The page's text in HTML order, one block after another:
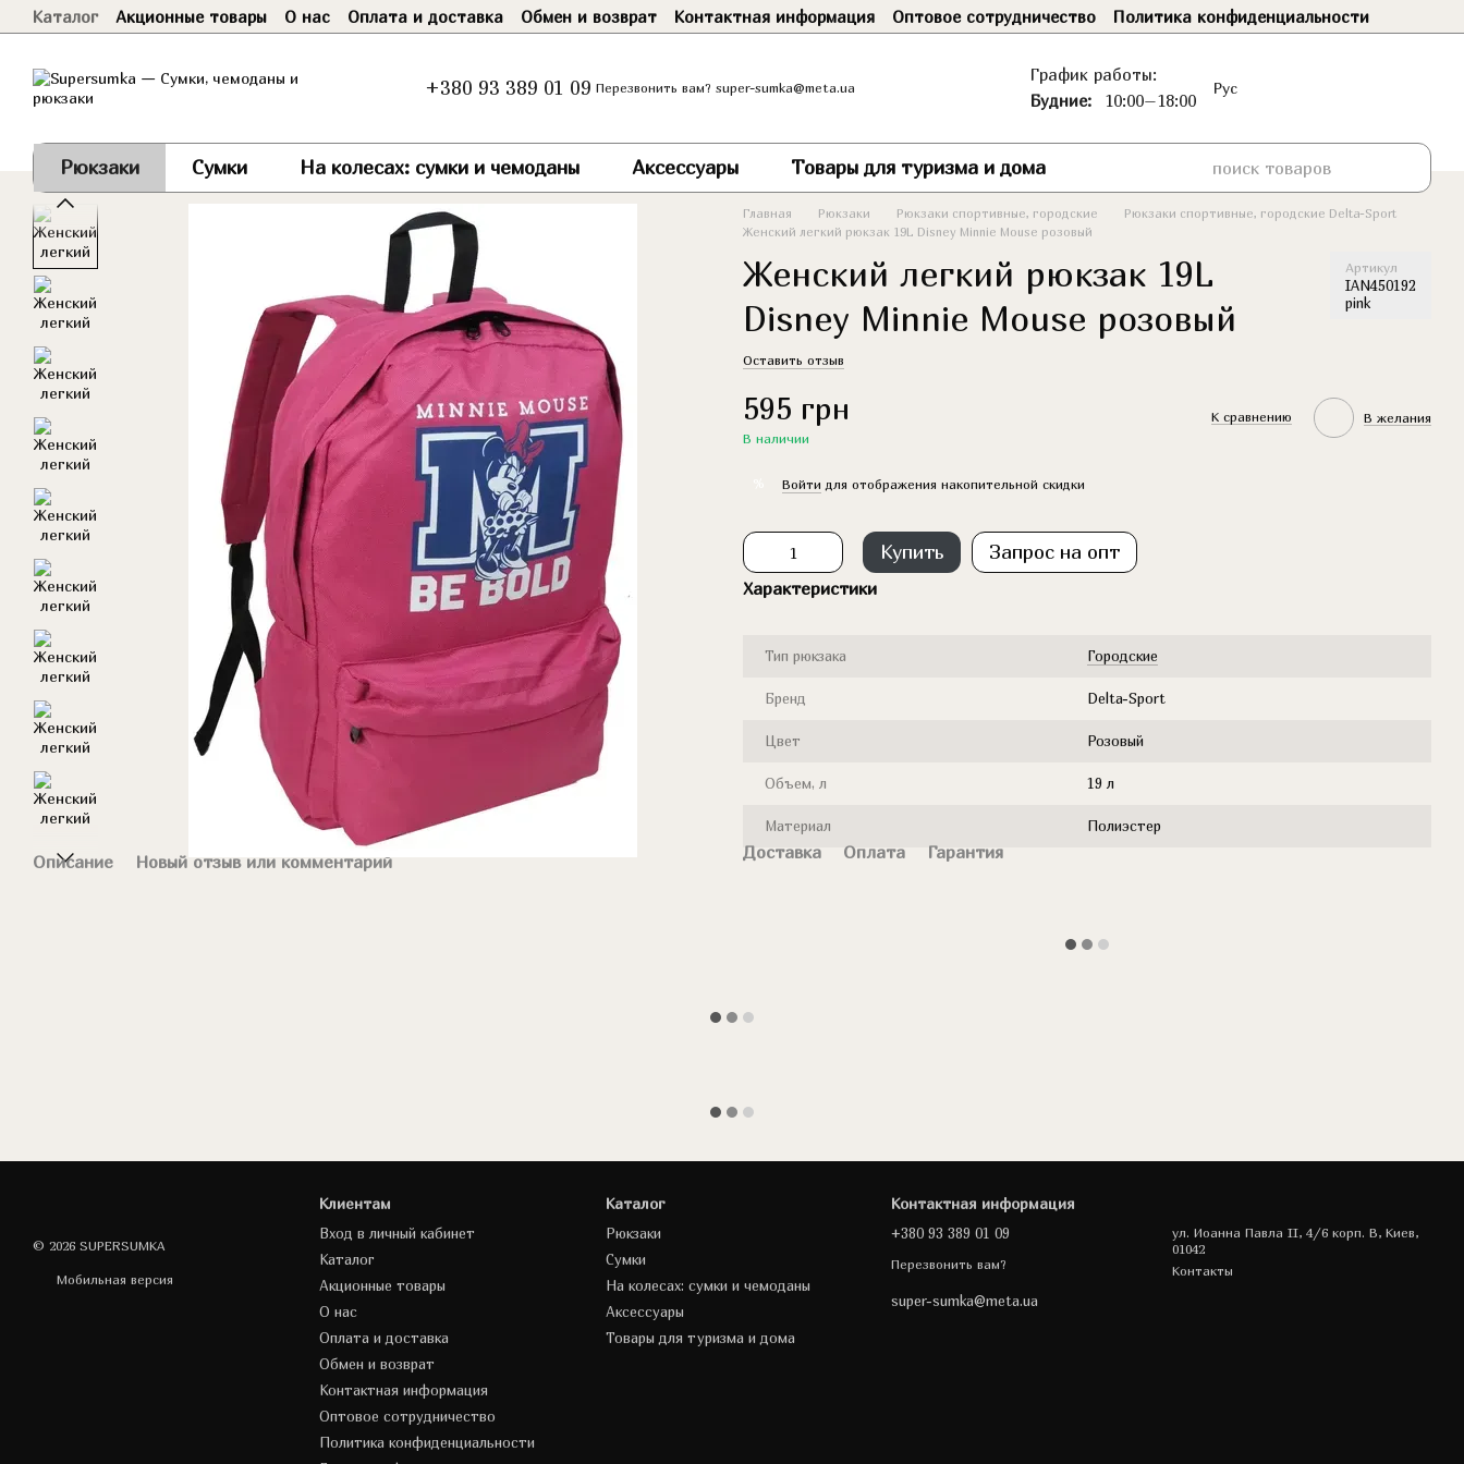
Перейти к основному контенту
Каталог Акционные товары О нас Оплата и доставка Обмен и возврат Контактная информация Оптовое сотрудничество
Политика конфиденциальности
+380 93 389 01 09 Перезвонить вам? super-sumka@meta.ua
График работы:
Будние:
10:00–18:00
Рус
Рюкзаки Сумки На колесах: сумки и чемоданы Аксессуары Товары для туризма и дома
Описание Новый отзыв или комментарий
Главная Рюкзаки Рюкзаки спортивные, городские
Рюкзаки спортивные, городские Delta-Sport
Женский легкий рюкзак 19L Disney Minnie Mouse розовый
Женский легкий рюкзак 19L
Disney Minnie Mouse розовый
Артикул
IAN450192
pink
Оставить отзыв
595 грн
В наличии
К сравнению В желания
Войти для отображения накопительной скидки
Купить Запрос на опт
Характеристики
Тип рюкзака Городские
Бренд Delta-Sport
Цвет Розовый
Объем, л 19 л
Материал Полиэстер
Доставка Оплата Гарантия
© 2026 SUPERSUMKA
Мобильная версия
Клиентам
Вход в личный кабинет
Каталог
Акционные товары
О нас
Оплата и доставка
Обмен и возврат
Контактная информация
Оптовое сотрудничество
Политика конфиденциальности
Каталог
Рюкзаки
Сумки
На колесах: сумки и чемоданы
Аксессуары
Товары для туризма и дома
Контактная информация
+380 93 389 01 09
Перезвонить вам?
super-sumka@meta.ua
ул. Иоанна Павла II, 4/6 корп. В, Киев,
01042
Контакты